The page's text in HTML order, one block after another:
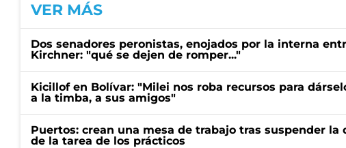
VER MÁS
Dos senadores peronistas, enojados por la interna
Kirchner: "qué se dejen de romper..."
Kicillof en Bolívar: "Milei nos roba recursos para
a la timba, a sus amigos"
Puertos: crean una mesa de trabajo tras suspender la
de la tarea de los prácticos